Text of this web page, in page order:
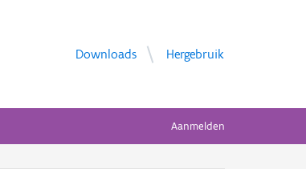
Downloads Hergebruik
Aanmelden